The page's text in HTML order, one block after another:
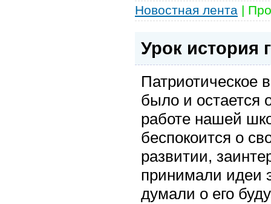
Новостная лента |
Урок история
Патриотическое
было и остается
работе нашей
беспокоится о
развитии,
принимали идеи
думали о его